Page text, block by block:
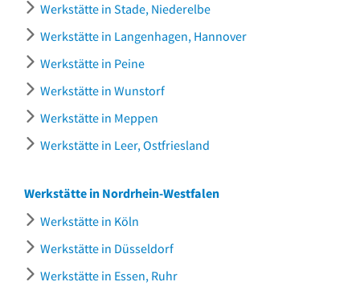
Werkstätte in Stade, Niederelbe
Werkstätte in Langenhagen, Hannover
Werkstätte in Peine
Werkstätte in Wunstorf
Werkstätte in Meppen
Werkstätte in Leer, Ostfriesland
Werkstätte in Nordrhein-Westfalen
Werkstätte in Köln
Werkstätte in Düsseldorf
Werkstätte in Essen, Ruhr